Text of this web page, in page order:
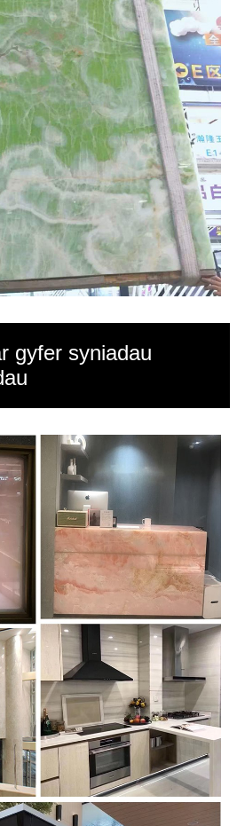
gyfer syniadau